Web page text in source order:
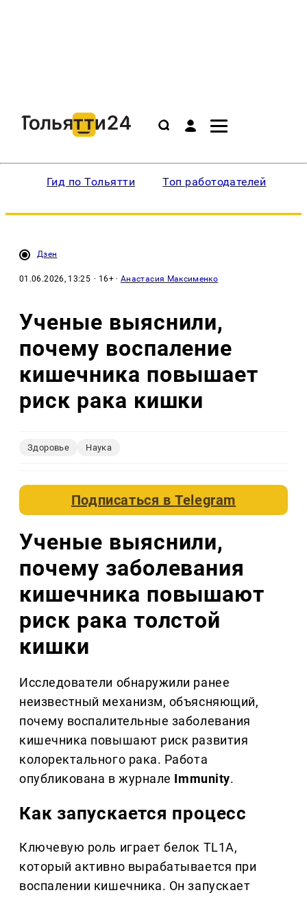
Гид по Тольятти Топ работодателей
Дзен
01.06.2026, 13:25 · 16+ ·Анастасия Максименко
Ученые выяснили,
почему воспаление
кишечника повышает
риск рака кишки
Здоровье Наука
Подписаться вTelegram
Ученые выяснили,
почему заболевания
кишечника повышают
риск рака толстой
кишки
Исследователи обнаружили ранее
неизвестный механизм, объясняющий,
почему воспалительные заболевания
кишечника повышают риск развития
колоректального рака. Работа
опубликована в журнале Immunity.
Как запускается процесс
Ключевую роль играет белок TL1A,
который активно вырабатывается при
воспалении кишечника. Он запускает